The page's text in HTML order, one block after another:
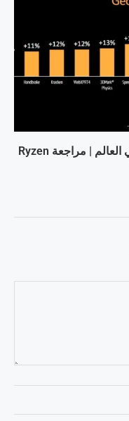
مرحبًا مجددًا بمعالج الألعاب الأقوى في العالم | مراجعة Ryzen